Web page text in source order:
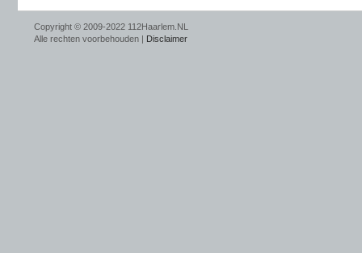
Copyright © 2009-2022 112Haarlem.NL
Alle rechten voorbehouden | Disclaimer